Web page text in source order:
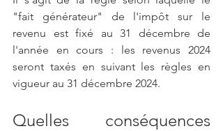
"fait générateur" de l'impôt sur le
revenu est fixé au 31 décembre de
l'année en cours : les revenus 2024
seront taxés en suivant les règles en
vigueur au 31 décembre 2024.
Quelles conséquences